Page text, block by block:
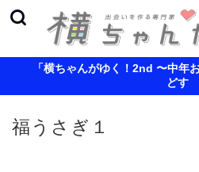
「横ちゃんがゆく！2nd 〜中年
どす
福うさぎ１